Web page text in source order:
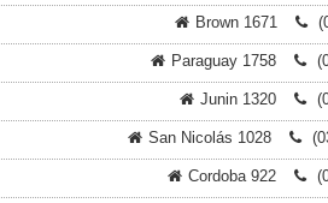
Brown 1671
Paraguay 1758
Junin 1320
San Nicolás 1028
Cordoba 922